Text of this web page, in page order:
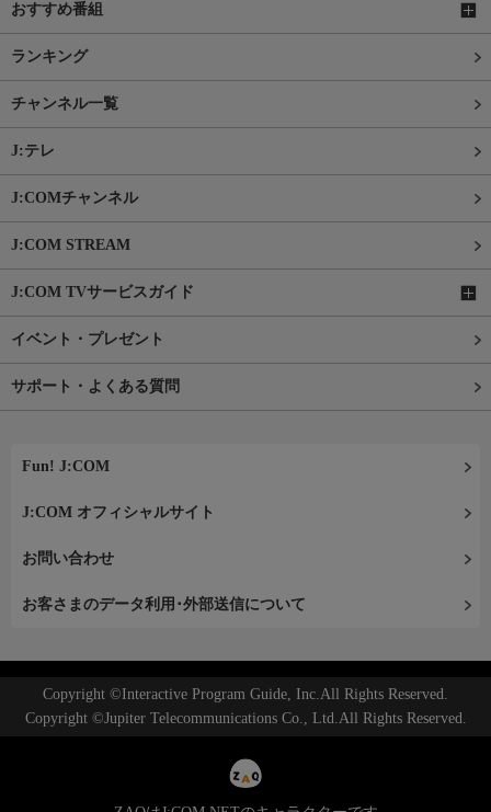
おすすめ番組
ランキング
チャンネル一覧
J:テレ
J:COMチャンネル
J:COM STREAM
J:COM TVサービスガイド
イベント・プレゼント
サポート・よくある質問
Fun! J:COM
J:COM オフィシャルサイト
お問い合わせ
お客さまのデータ利用･外部送信について
Copyright ©Interactive Program Guide, Inc.All Rights Reserved.
Copyright ©Jupiter Telecommunications Co., Ltd.All Rights Reserved.